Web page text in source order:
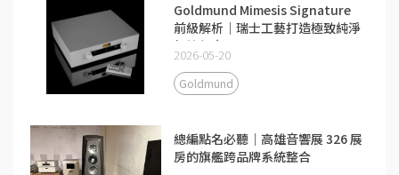
Goldmund Mimesis Signature
前級解析｜瑞士工藝打造極致純淨
類比聲音
2026-05-20
Goldmund
總編點名必聽｜高雄音響展 326 展
房的旗艦跨品牌系統整合